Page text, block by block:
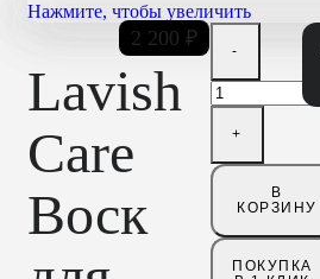
Нажмите, чтобы увеличить
Lavish
Care
Воск
2 200₽
В
КОРЗИНУ
ПОКУПКА